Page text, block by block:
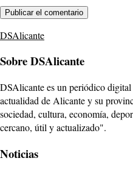
DSAlicante
Sobre DSAlicante
DSAlicante es un periódico
actualidad de Alicante y su
sociedad, cultura, economía,
cercano, útil y actualizado".
Noticias